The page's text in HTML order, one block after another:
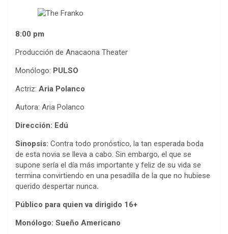
8:00 pm
Producción de Anacaona Theater
Monólogo: PULSO
Actriz: Aria Polanco
Autora: Aria Polanco
Dirección: Edú
Sinopsis: Contra todo pronóstico, la tan esperada boda
de esta novia se lleva a cabo. Sin embargo, el que se
supone sería el día más importante y feliz de su vida se
termina convirtiendo en una pesadilla de la que no hubiese
querido despertar nunca.
Público para quien va dirigido 16+
Monólogo: Sueño Americano